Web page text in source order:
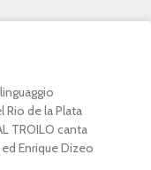
de la Plata
TROILO canta
ed Enrique Dizeo